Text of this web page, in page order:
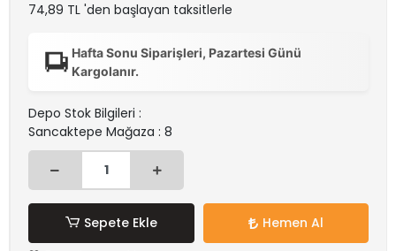
74,89 TL 'den başlayan taksitlerle
Hafta Sonu Siparişleri, Pazartesi Günü
Kargolanır.
Depo Stok Bilgileri :
Sancaktepe Mağaza : 8
Sepete Ekle Hemen Al